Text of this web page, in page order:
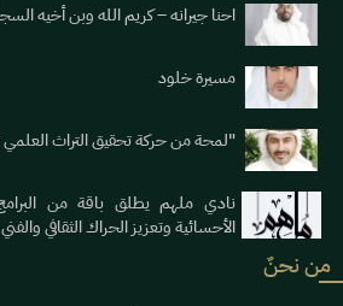
احنا جيرانه – كريم الله وبن أخيه
مسيرة خلود
"لمحة من حركة تحقيق التراث العلمي
نادي ملهم يطلق باقة من البرامج
الأحسائية وتعزيز الحراك الثقافي والفني
من نحنٌ